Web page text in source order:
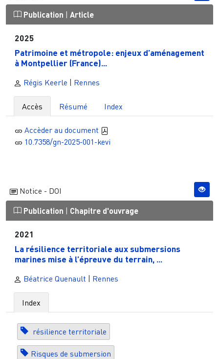
Publication | Article
2025
Patrimoine et métropole: enjeux d’aménagement
à Montpellier (France)...
Régis Keerle | Rennes
Accès Résumé Index
Accèder au document
10.7358/gn-2025-001-kevi
Notice - DOI
Publication | Chapitre d'ouvrage
2021
La résilience territoriale aux submersions
marines mise à l’épreuve du terrain, ...
Béatrice Quenault | Rennes
Index
résilience territoriale
Risques de submersion